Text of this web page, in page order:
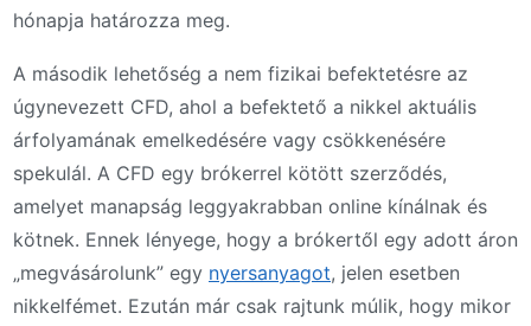
hónapja határozza meg.
A második lehetőség a nem fizikai befektetésre az
úgynevezett CFD, ahol a befektető a nikkel aktuális
árfolyamának emelkedésére vagy csökkenésére
spekulál. A CFD egy brókerrel kötött szerződés,
amelyet manapság leggyakrabban online kínálnak és
kötnek. Ennek lényege, hogy a brókertől egy adott áron
„megvásárolunk” egy nyersanyagot, jelen esetben
nikkelfémet. Ezután már csak rajtunk múlik, hogy mikor